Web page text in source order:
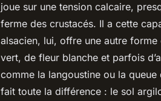
joue sur une tension calcaire,
ferme des crustacés. Il a cette
alsacien, lui, offre une autre
vert, de fleur blanche et parfois
comme la langoustine ou la
fait toute la différence : le sol